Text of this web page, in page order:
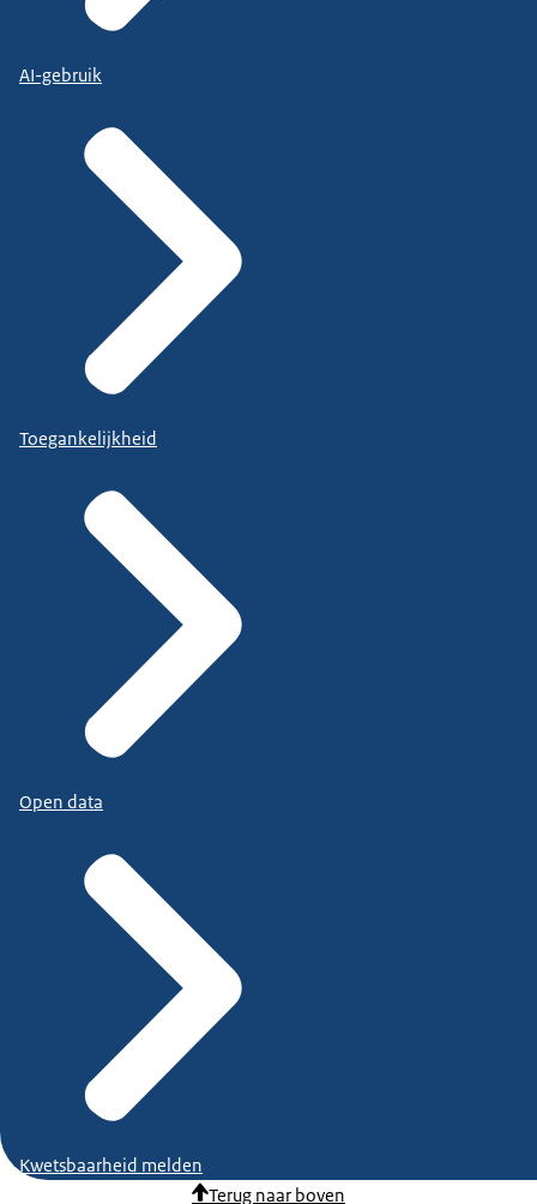
AI-gebruik
Toegankelijkheid
Open data
Kwetsbaarheid melden
Terug naar boven